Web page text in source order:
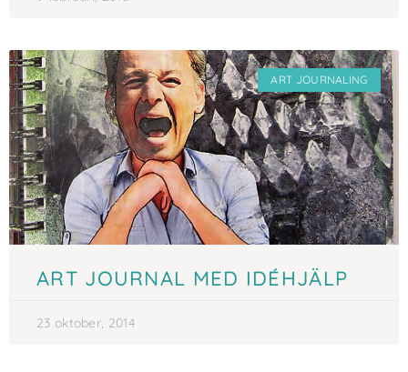
ART JOURNALING
ART JOURNAL MED IDÉHJÄLP
23 oktober, 2014